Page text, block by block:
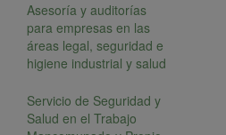
Asesoría y auditorías
para empresas en las
áreas legal, seguridad e
higiene industrial y salud
Servicio de Seguridad y
Salud en el Trabajo